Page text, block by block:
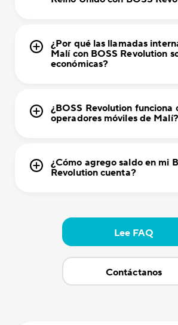
¿Por qué las llamadas
Malí con BOSS Revolution
económicas?
¿BOSS Revolution funciona
operadores móviles de Malí?
¿Cómo agrego saldo en mi
Revolution cuenta?
Lee FAQ
Contáctanos